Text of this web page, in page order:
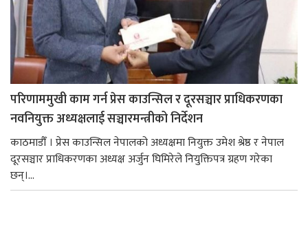
परिणाममुखी काम गर्न प्रेस काउन्सिल र दूरसञ्चार प्राधिकरणका
नवनियुक्त अध्यक्षलाई सञ्चारमन्त्रीको निर्देशन
काठमाडौँ । प्रेस काउन्सिल नेपालको अध्यक्षमा नियुक्त उमेश श्रेष्ठ र नेपाल
दूरसञ्चार प्राधिकरणका अध्यक्ष अर्जुन घिमिरेले नियुक्तिपत्र ग्रहण गरेका
छन्।...